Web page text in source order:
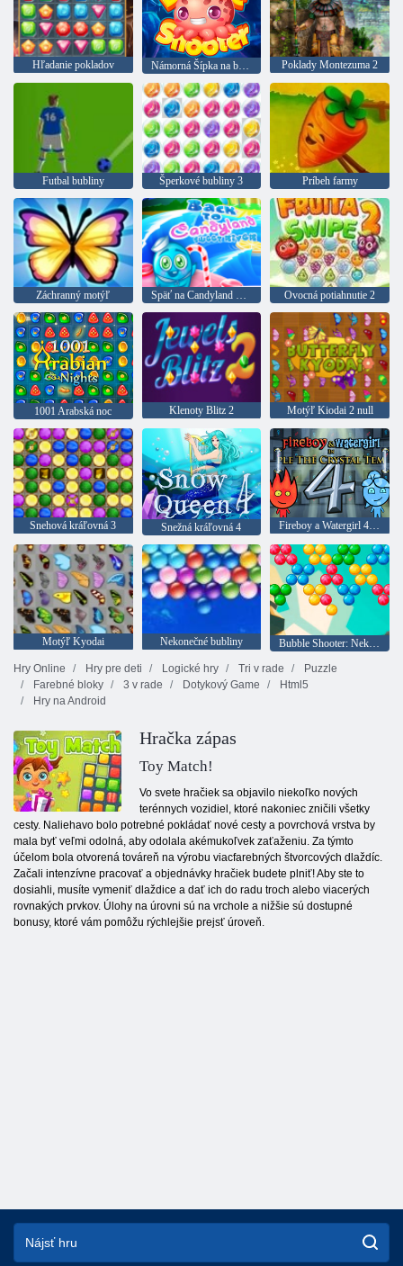
Hľadanie pokladov Námorná Šípka na bubliny Poklady Montezuma 2
Futbal bubliny Šperkové bubliny 3 Príbeh farmy
Záchranný motýľ Späť na Candyland Sweet River Ovocná potiahnutie 2
1001 Arabská noc Klenoty Blitz 2 Motýľ Kiodai 2 null
Snehová kráľovná 3 Snežná kráľovná 4 Fireboy a Watergirl 4: Crystal Temple
Motýľ Kyodai Nekonečné bubliny
Hry Online
Hry pre deti Logické hry Tri v rade
Puzzle
Farebné bloky
3 v rade Dotykový Game
Html5
Hry na Android
Hračka zápas
Toy Match!
Vo svete hračiek sa objavilo niekoľko nových
terénnych vozidiel, ktoré nakoniec zničili všetky
cesty. Naliehavo bolo potrebné pokládať nové cesty a povrchová vrstva by
mala byť veľmi odolná, aby odolala akémukoľvek zaťaženiu. Za týmto
účelom bola otvorená továreň na výrobu viacfarebných štvorcových dlaždíc.
Začali intenzívne pracovať a objednávky hračiek budete plniť! Aby ste to
dosiahli, musíte vymeniť dlaždice a dať ich do radu troch alebo viacerých
rovnakých prvkov. Úlohy na úrovni sú na vrchole a nižšie sú dostupné
bonusy, ktoré vám pomôžu rýchlejšie prejsť úroveň.